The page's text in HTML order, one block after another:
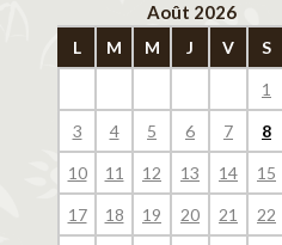
Août 2026
L M M J V S
1
3 4 5 6 7 8
10 11 12 13 14 15
17 18 19 20 21 22